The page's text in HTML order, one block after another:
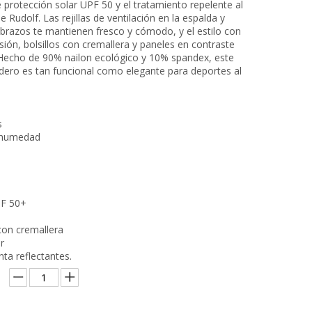
solar UPF 50 y el tratamiento repelente al
Rudolf. Las rejillas de ventilación en la espalda y
te mantienen fresco y cómodo, y el estilo con
bolsillos con cremallera y paneles en contraste
de 90% nailon ecológico y 10% spandex, este
es tan funcional como elegante para deportes al
50+
cremallera
reflectantes.